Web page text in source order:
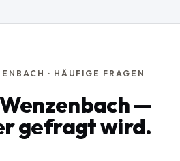
· HÄUFIGE FRAGEN
—
gefragt wird.